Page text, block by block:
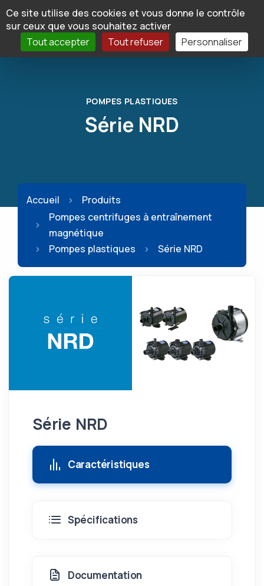
Panneau de gestion des cookies
Ce site utilise des cookies et vous donne le contrôle
sur ceux que vous souhaitez activer
Tout accepter
Tout refuser Personnaliser
POMPES PLASTIQUES
Série NRD
Accueil
Produits
Pompes centrifuges à entraînement
magnétique
Pompes plastiques
Série NRD
Série NRD
Caractéristiques
Spécifications
Documentation